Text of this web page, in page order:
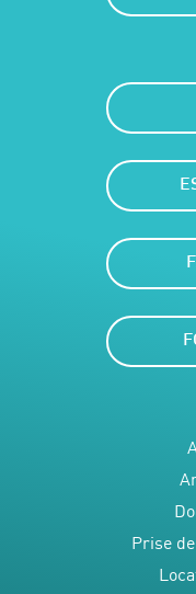
Prise